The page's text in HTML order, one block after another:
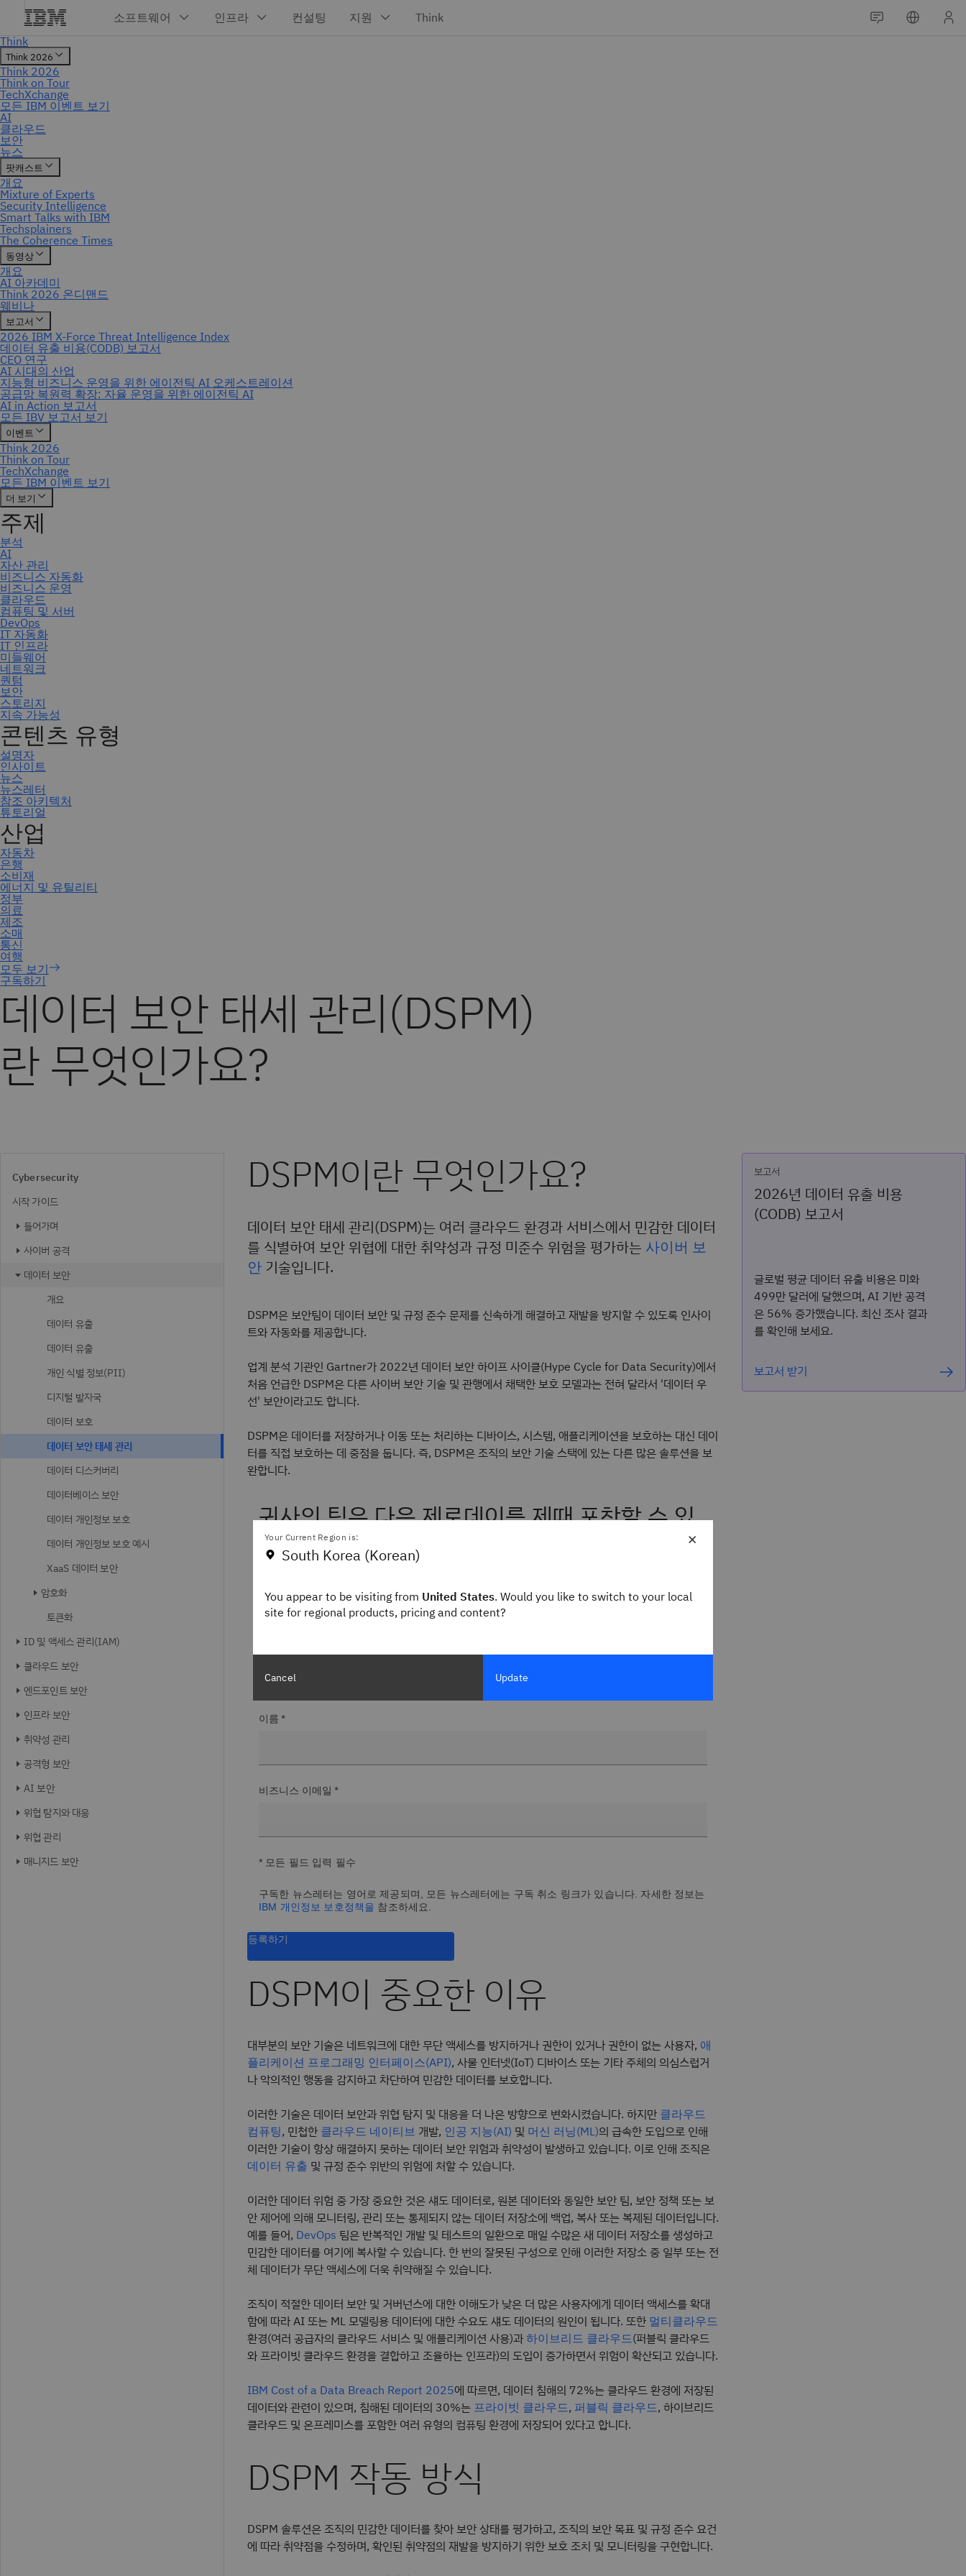
구독하기
데이터 보안 태세 관리(DSPM)
란 무엇인가요?
Cybersecurity
시작 가이드
들어가며
사이버 공격
데이터 보안
개요
데이터 유출
데이터 유출
개인 식별 정보(PII)
디지털 발자국
데이터 보호
데이터 보안 태세 관리
데이터 디스커버리
데이터베이스 보안
데이터 개인정보 보호
데이터 개인정보 보호 예시
XaaS 데이터 보안
암호화
토큰화
ID 및 액세스 관리(IAM)
클라우드 보안
엔드포인트 보안
인프라 보안
취약성 관리
공격형 보안
AI 보안
위협 탐지와 대응
위협 관리
매니지드 보안
DSPM이란 무엇인가요?
데이터 보안 태세 관리(DSPM)는 여러 클라우드 환경과 서비스에서 민감한 데이터
를 식별하여 보안 위협에 대한 취약성과 규정 미준수 위험을 평가하는 사이버 보
안 기술입니다.
DSPM은 보안팀이 데이터 보안 및 규정 준수 문제를 신속하게 해결하고 재발을 방지할 수 있도록 인사이
트와 자동화를 제공합니다.
업계 분석 기관인 Gartner가 2022년 데이터 보안 하이프 사이클(Hype Cycle for Data Security)에서
처음 언급한 DSPM은 다른 사이버 보안 기술 및 관행에서 채택한 보호 모델과는 전혀 달라서 '데이터 우
선' 보안이라고도 합니다.
DSPM은 데이터를 저장하거나 이동 또는 처리하는 디바이스, 시스템, 애플리케이션을 보호하는 대신 데이
터를 직접 보호하는 데 중점을 둡니다. 즉, DSPM은 조직의 보안 기술 스택에 있는 다른 많은 솔루션을 보
완합니다.
귀사의 팀은 다음 제로데이를 제때 포착할 수 있
을까요?
들과 함께하세요. 받은 편지함으로 직접 제공되는 전문가 튜토리얼과 설명서를 통해 빠르게 배울 수
있습니다. IBM 개인정보 보호정책을 참고하세요.
이름 *
비즈니스 이메일 *
* 모든 필드 입력 필수
구독한 뉴스레터는 영어로 제공되며, 모든 뉴스레터에는 구독 취소 링크가 있습니다. 자세한 정보는
IBM 개인정보 보호정책을 참조하세요.
등록하기
DSPM이 중요한 이유
대부분의 보안 기술은 네트워크에 대한 무단 액세스를 방지하거나 권한이 있거나 권한이 없는 사용자, 애
플리케이션 프로그래밍 인터페이스(API), 사물 인터넷(IoT) 디바이스 또는 기타 주체의 의심스럽거
나 악의적인 행동을 감지하고 차단하여 민감한 데이터를 보호합니다.
이러한 기술은 데이터 보안과 위협 탐지 및 대응을 더 나은 방향으로 변화시켰습니다. 하지만 클라우드
컴퓨팅, 민첩한 클라우드 네이티브 개발, 인공 지능(AI) 및 머신 러닝(ML)의 급속한 도입으로 인해
이러한 기술이 항상 해결하지 못하는 데이터 보안 위험과 취약성이 발생하고 있습니다. 이로 인해 조직은
데이터 유출 및 규정 준수 위반의 위험에 처할 수 있습니다.
이러한 데이터 위험 중 가장 중요한 것은 섀도 데이터로, 원본 데이터와 동일한 보안 팀, 보안 정책 또는 보
안 제어에 의해 모니터링, 관리 또는 통제되지 않는 데이터 저장소에 백업, 복사 또는 복제된 데이터입니다.
예를 들어, DevOps 팀은 반복적인 개발 및 테스트의 일환으로 매일 수많은 새 데이터 저장소를 생성하고
민감한 데이터를 여기에 복사할 수 있습니다. 한 번의 잘못된 구성으로 인해 이러한 저장소 중 일부 또는 전
체 데이터가 무단 액세스에 더욱 취약해질 수 있습니다.
조직이 적절한 데이터 보안 및 거버넌스에 대한 이해도가 낮은 더 많은 사용자에게 데이터 액세스를 확대
함에 따라 AI 또는 ML 모델링용 데이터에 대한 수요도 섀도 데이터의 원인이 됩니다. 또한 멀티클라우드
환경(여러 공급자의 클라우드 서비스 및 애플리케이션 사용)과 하이브리드 클라우드(퍼블릭 클라우드
와 프라이빗 클라우드 환경을 결합하고 조율하는 인프라)의 도입이 증가하면서 위험이 확산되고 있습니다.
IBM Cost of a Data Breach Report 2025에 따르면, 데이터 침해의 72%는 클라우드 환경에 저장된
데이터와 관련이 있으며, 침해된 데이터의 30%는 프라이빗 클라우드, 퍼블릭 클라우드, 하이브리드
클라우드 및 온프레미스를 포함한 여러 유형의 컴퓨팅 환경에 저장되어 있다고 합니다.
DSPM 작동 방식
DSPM 솔루션은 조직의 민감한 데이터를 찾아 보안 상태를 평가하고, 조직의 보안 목표 및 규정 준수 요건
에 따라 취약점을 수정하며, 확인된 취약점의 재발을 방지하기 위한 보호 조치 및 모니터링을 구현합니다.
보고서
2026년 데이터 유출 비용
(CODB) 보고서
글로벌 평균 데이터 유출 비용은 미화
499만 달러에 달했으며, AI 기반 공격
은 56% 증가했습니다. 최신 조사 결과
를 확인해 보세요.
보고서 받기
×
Your Current Region is:
South Korea (Korean)
You appear to be visiting from United States. Would you like to switch to your local
site for regional products, pricing and content?
Cancel Update